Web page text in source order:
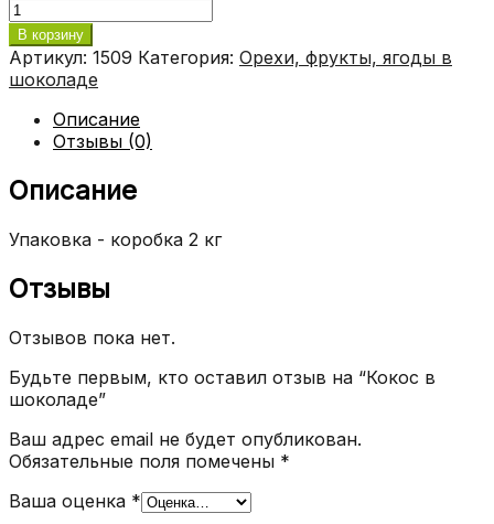
В корзину
Артикул: 1509 Категория: Орехи, фрукты, ягоды в
шоколаде
Описание
Отзывы (0)
Описание
Упаковка - коробка 2 кг
Отзывы
Отзывов пока нет.
Будьте первым, кто оставил отзыв на “Кокос в
шоколаде”
Ваш адрес email не будет опубликован.
Обязательные поля помечены *
Ваша оценка *